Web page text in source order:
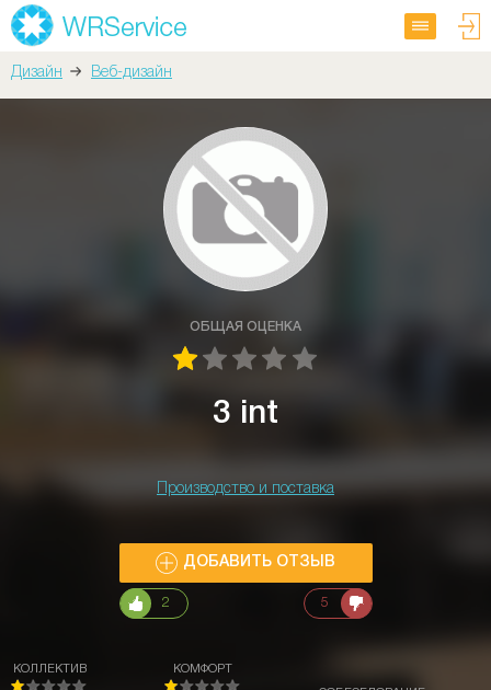
Дизайн Веб-дизайн
ОБЩАЯ ОЦЕНКА
3 int
Производство и поставка
ДОБАВИТЬ ОТЗЫВ
2 5
КОЛЛЕКТИВ КОМФОРТ